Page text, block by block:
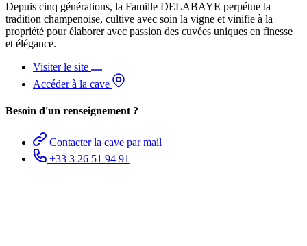
Depuis cinq générations, la Famille DELABAYE perpétue la
tradition champenoise, cultive avec soin la vigne et vinifie à la
propriété pour élaborer avec passion des cuvées uniques en finesse
et élégance.
Visiter le site
Accéder à la cave
Besoin d'un renseignement ?
Contacter la cave par mail
+33 3 26 51 94 91